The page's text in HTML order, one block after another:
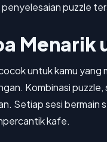
puzzle
Menarik
untuk kamu
Kombinasi puzzle,
Setiap sesi bermain
kafe.